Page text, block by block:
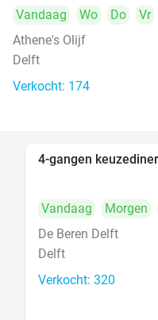
Vandaag Wo Do
Vr
Athene's Olijf
Delft
Verkocht: 174
4-gangen
Vandaag Morgen
De Beren Delft
Delft
Verkocht: 320